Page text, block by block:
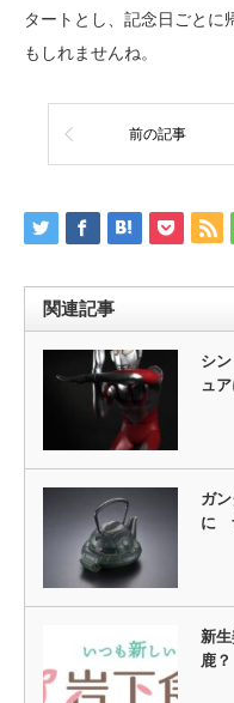
タートとし、記念日ごとに
もしれませんね。
前の記事
関連記事
シ
ュ
ガ
に
新
鹿